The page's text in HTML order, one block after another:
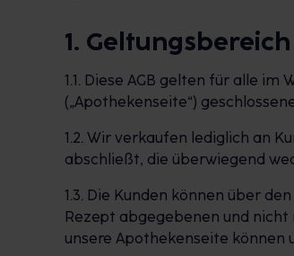
1. Geltungsbereich
1.1. Diese AGB gelten für alle
(„Apothekenseite“)
1.2. Wir verkaufen lediglich an
abschließt, die überwiegend
1.3. Die Kunden können über
Rezept abgegebenen und
unsere Apothekenseite